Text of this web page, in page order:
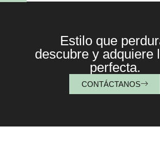
Estilo que
descubre y adquiere
perfecta.
CONTÁCTANOS